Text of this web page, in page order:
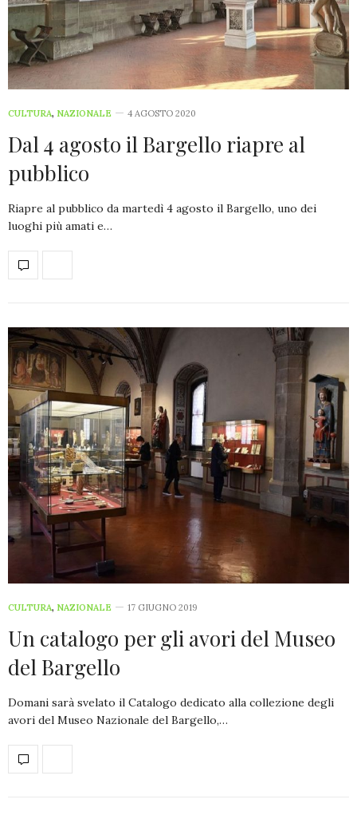
CULTURA, NAZIONALE 4 AGOSTO 2020
Dal 4 agosto il Bargello riapre al
pubblico
Riapre al pubblico da martedì 4 agosto il Bargello, uno dei
luoghi più amati e…
CULTURA, NAZIONALE 17 GIUGNO 2019
Un catalogo per gli avori del Museo
del Bargello
Domani sarà svelato il Catalogo dedicato alla collezione degli
avori del Museo Nazionale del Bargello,…